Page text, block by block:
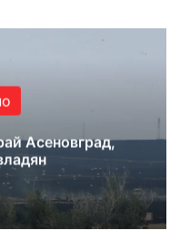
Асеновград,